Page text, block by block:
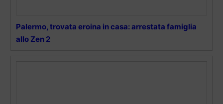
Palermo, trovata eroina in casa: arrestata famiglia
allo Zen 2